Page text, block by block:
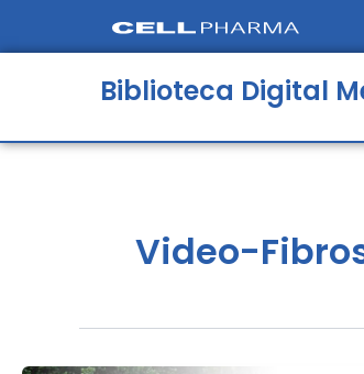
al
Biblioteca Digital
Video-